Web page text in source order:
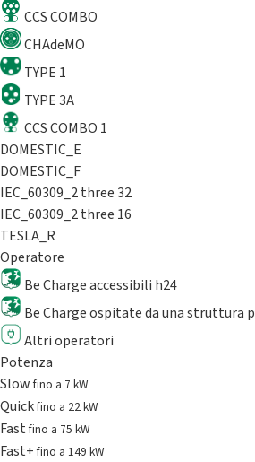
CCS COMBO
CHAdeMO
TYPE 1
TYPE 3A
CCS COMBO 1
DOMESTIC_E
DOMESTIC_F
IEC_60309_2 three 32
IEC_60309_2 three 16
TESLA_R
Operatore
Be Charge accessibili h24
Be Charge ospitate da una struttura
Altri operatori
Potenza
Slowfino a 7 kW
Quickfino a 22 kW
Fastfino a 75 kW
Fast+fino a 149 kW